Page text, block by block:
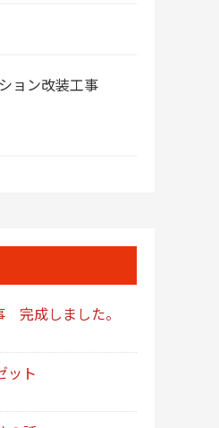
ョン改装工事
完成しました。
ット